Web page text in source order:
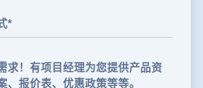
生留言：年产100万吨机制砂，用什么设备？
言：建一条石料破碎生产线，规模300吨/小时，提供设备选型和报价。